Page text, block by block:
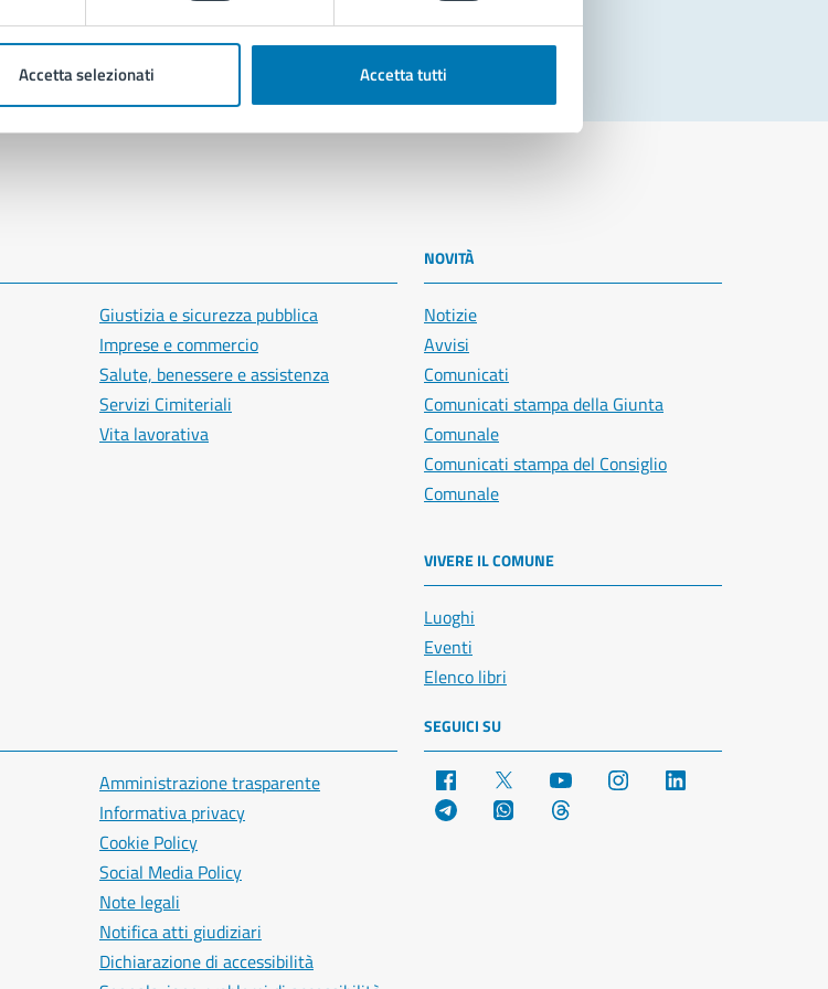
Accetta selezionati Accetta tutti
Giustizia e sicurezza pubblica
Imprese e commercio
Salute, benessere e assistenza
Servizi Cimiteriali
Vita lavorativa
NOVITÀ
Notizie
Avvisi
Comunicati
Comunicati stampa della Giunta
Comunale
Comunicati stampa del Consiglio
Comunale
VIVERE IL COMUNE
Luoghi
Eventi
Elenco libri
Amministrazione trasparente
Informativa privacy
Cookie Policy
Social Media Policy
Note legali
Notifica atti giudiziari
Dichiarazione di accessibilità
SEGUICI SU
Facebook YouTube Instagram
Telegram WhatsApp